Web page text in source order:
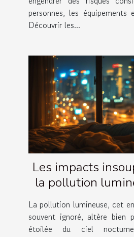
personnes, les équipements
Découvrir les...
Les impacts
la pollution
sommeil et
La pollution lumineuse, cet
souvent ignoré, altère bien
étoilée du ciel